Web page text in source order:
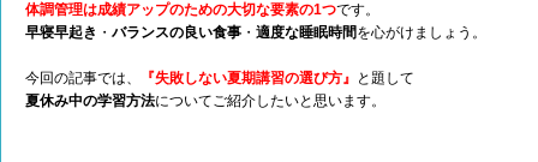
体調管理は成績アップのための大切な要素の1つです。
早寝早起き ・ バランスの良い食事 ・ 適度な睡眠時間を心がけましょう。
今回の記事では、 『失敗しない夏期講習の選び方』 と題して
夏休み中の学習方法についてご紹介したいと思います。